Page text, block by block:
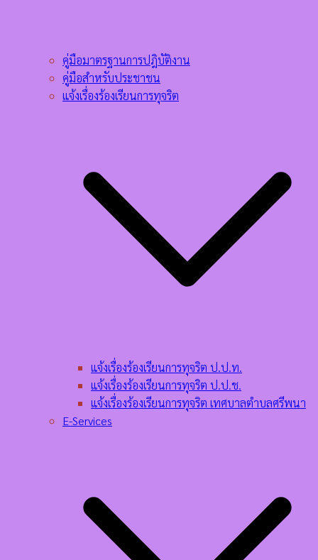
คู่มือมาตรฐานการปฎิบัติงาน
คู่มือสำหรับประชาชน
แจ้งเรื่องร้องเรียนการทุจริต
แจ้งเรื่องร้องเรียนการทุจริต ป.ป.ท.
แจ้งเรื่องร้องเรียนการทุจริต ป.ป.ช.
แจ้งเรื่องร้องเรียนการทุจริต เทศบาลตำบลศรีพนา
E-Services